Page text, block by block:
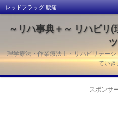
レッドフラッグ 腰痛
～リハ事典＋～ リハビリ
ツ
理学療法・作業療法士・リハビリテー
ていき
スポンサ